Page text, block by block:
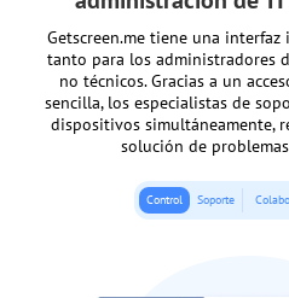
Getscreen.me tiene una
tanto para los administradores
no técnicos. Gracias a un
sencilla, los especialistas de
dispositivos simultáneamente,
solución de
Control Soporte